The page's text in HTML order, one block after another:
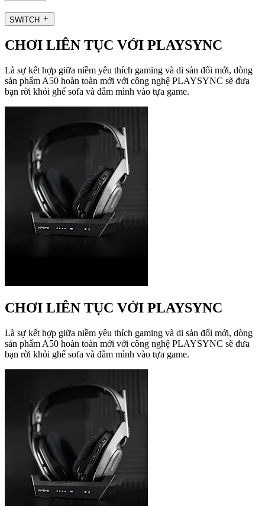
SWITCH
CHƠI LIÊN TỤC VỚI PLAYSYNC
Là sự kết hợp giữa niềm yêu thích gaming và di sản đổi mới, dòng
sản phẩm A50 hoàn toàn mới với công nghệ PLAYSYNC sẽ đưa
bạn rời khỏi ghế sofa và đắm mình vào tựa game.
CHƠI LIÊN TỤC VỚI PLAYSYNC
Là sự kết hợp giữa niềm yêu thích gaming và di sản đổi mới, dòng
sản phẩm A50 hoàn toàn mới với công nghệ PLAYSYNC sẽ đưa
bạn rời khỏi ghế sofa và đắm mình vào tựa game.